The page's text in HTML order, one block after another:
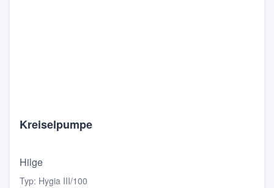
Kreiselpumpe
Hilge
Typ: Hygia III/100